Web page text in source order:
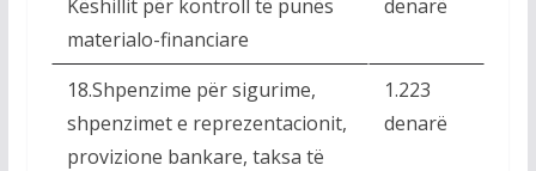
Këshillit për kontroll të punës
materialo-financiare
denarë
18.Shpenzime për sigurime,
shpenzimet e reprezentacionit,
provizione bankare, taksa të
1.223
denarë